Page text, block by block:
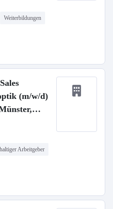
Weiterbildungen
(m/w/d)
Arbeitgeber